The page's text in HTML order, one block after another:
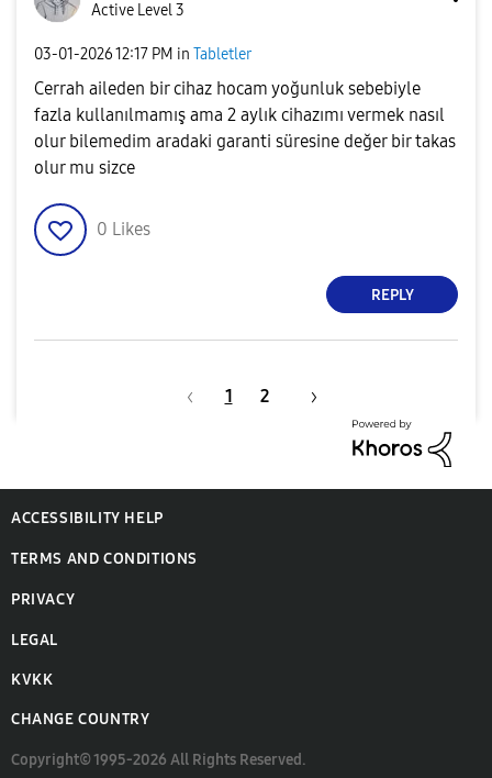
Active Level 3
‎03-01-202612:17 PM in Tabletler
Cerrah aileden bir cihaz hocam yoğunluk sebebiyle
fazla kullanılmamış ama 2 aylık cihazımı vermek nasıl
olur bilemedim aradaki garanti süresine değer bir takas
olur mu sizce
0 Likes
REPLY
1 2
ACCESSIBILITY HELP
TERMS AND CONDITIONS
PRIVACY
LEGAL
KVKK
CHANGE COUNTRY
Copyright© 1995-2026 All Rights Reserved.